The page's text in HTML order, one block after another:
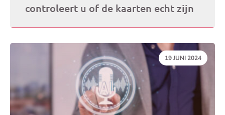
controleert u of de kaarten echt zijn
DATUM:
19 JUNI 2024